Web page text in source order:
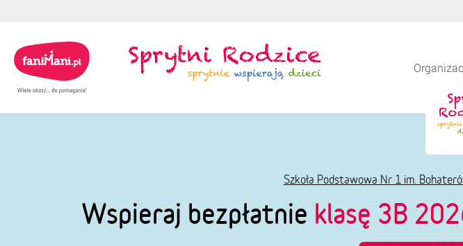
Szkoła Podstawowa Nr 1 im.
Wspieraj bezpłatnie klasę 3B